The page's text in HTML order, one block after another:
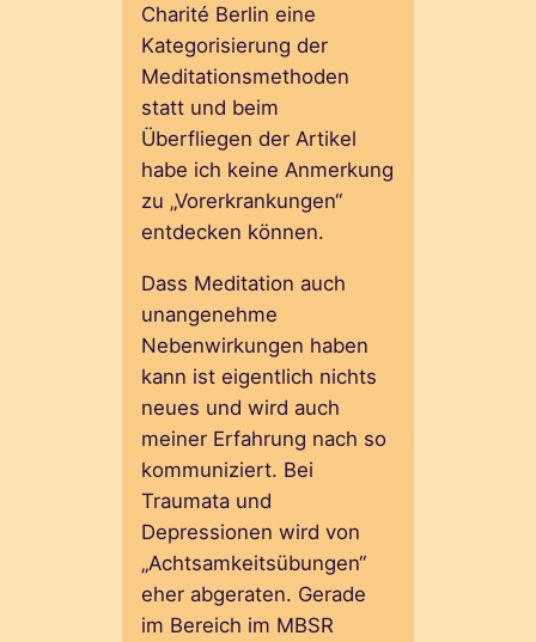
Charité Berlin eine
Kategorisierung der
Meditationsmethoden
statt und beim
Überfliegen der Artikel
habe ich keine Anmerkung
zu „Vorerkrankungen“
entdecken können.
Dass Meditation auch
unangenehme
Nebenwirkungen haben
kann ist eigentlich nichts
neues und wird auch
meiner Erfahrung nach so
kommuniziert. Bei
Traumata und
Depressionen wird von
„Achtsamkeitsübungen“
eher abgeraten. Gerade
im Bereich im MBSR